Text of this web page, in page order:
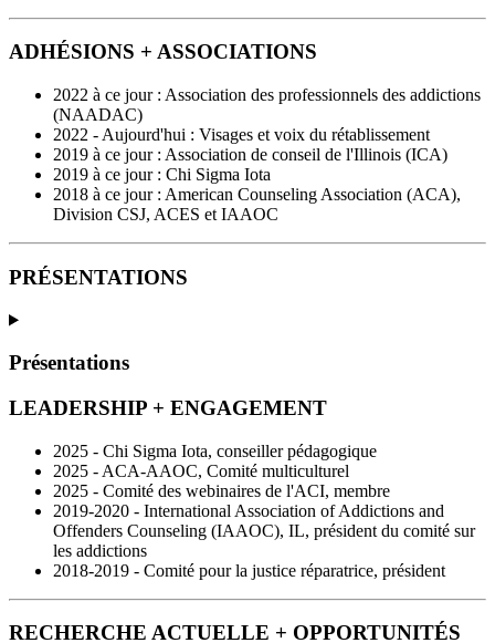
ADHÉSIONS + ASSOCIATIONS
2022 à ce jour : Association des professionnels des addictions
(NAADAC)
2022 - Aujourd'hui : Visages et voix du rétablissement
2019 à ce jour : Association de conseil de l'Illinois (ICA)
2019 à ce jour : Chi Sigma Iota
2018 à ce jour : American Counseling Association (ACA),
Division CSJ, ACES et IAAOC
PRÉSENTATIONS
Présentations
LEADERSHIP + ENGAGEMENT
2025 - Chi Sigma Iota, conseiller pédagogique
2025 - ACA-AAOC, Comité multiculturel
2025 - Comité des webinaires de l'ACI, membre
2019-2020 - International Association of Addictions and
Offenders Counseling (IAAOC), IL, président du comité sur
les addictions
2018-2019 - Comité pour la justice réparatrice, président
RECHERCHE ACTUELLE + OPPORTUNITÉS